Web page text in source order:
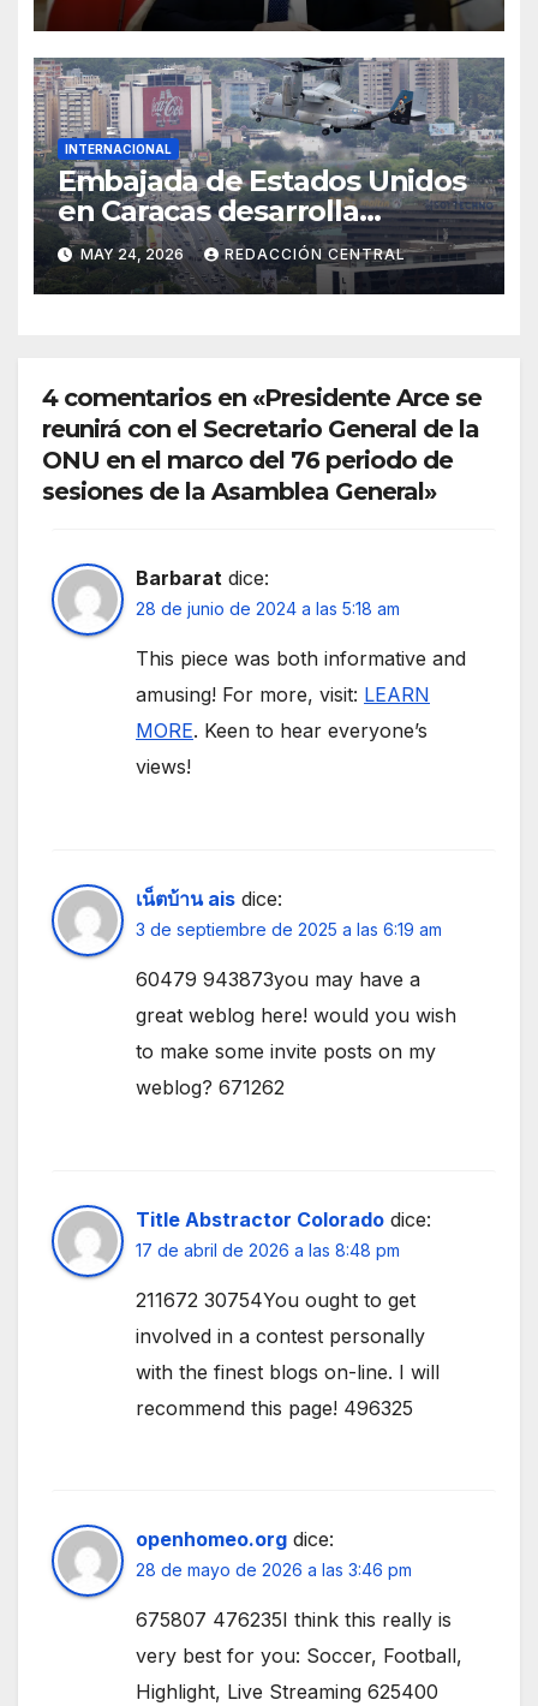
INTERNACIONAL
Embajada de Estados Unidos
en Caracas desarrolla
simulacro aéreo de
evacuación y contingencia
MAY 24, 2026 REDACCIÓN CENTRAL
4 comentarios en «Presidente Arce se
reunirá con el Secretario General de la
ONU en el marco del 76 periodo de
sesiones de la Asamblea General»
Barbarat dice:
28 de junio de 2024 a las 5:18 am
This piece was both informative and
amusing! For more, visit: LEARN
MORE. Keen to hear everyone’s
views!
เน็ตบ้าน ais dice:
3 de septiembre de 2025 a las 6:19 am
60479 943873you may have a
great weblog here! would you wish
to make some invite posts on my
weblog? 671262
Title Abstractor Colorado dice:
17 de abril de 2026 a las 8:48 pm
211672 30754You ought to get
involved in a contest personally
with the finest blogs on-line. I will
recommend this page! 496325
openhomeo.org dice:
28 de mayo de 2026 a las 3:46 pm
675807 476235I think this really is
very best for you: Soccer, Football,
Highlight, Live Streaming 625400